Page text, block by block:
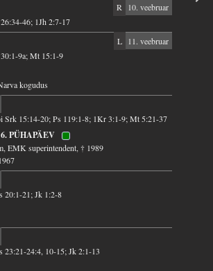
R
10. veebruar
46; 1Jh 2:7-17
L
11. veebruar
9a; Mt 15:1-9
kogudus
Srk 15:14-20; Ps 119:1-8; 1Kr 3:1-9; Mt 5:21-37
PÜHAPÄEV
EMK superintendent, † 1989
20:1-21; Jk 1:2-8
23:21-24:4, 10-15; Jk 2:1-13